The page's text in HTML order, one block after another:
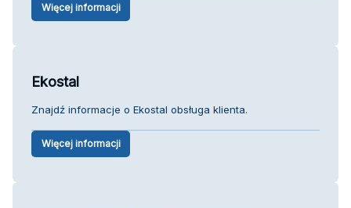
Więcej informacji
Ekostal
Znajdź informacje o Ekostal obsługa klienta.
Więcej informacji